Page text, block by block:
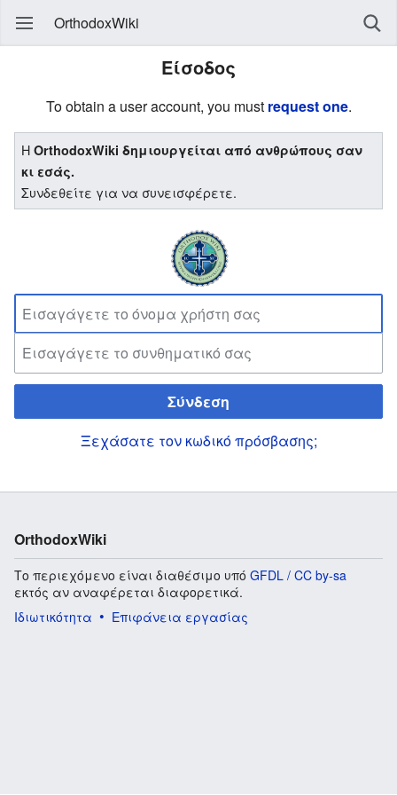
OrthodoxWiki
Είσοδος
To obtain a user account, you must request one.
ΗOrthodoxWiki δημιουργείται από ανθρώπους σαν
κι εσάς.
Συνδεθείτε για να συνεισφέρετε.
Σύνδεση
Ξεχάσατε τον κωδικό πρόσβασης;
OrthodoxWiki
Το περιεχόμενο είναι διαθέσιμο υπό GFDL / CC by-sa
εκτός αν αναφέρεται διαφορετικά.
Ιδιωτικότητα
Επιφάνεια εργασίας